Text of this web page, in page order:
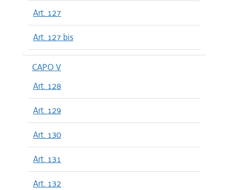
Art. 127
Art. 127 bis
CAPO V
Art. 128
Art. 129
Art. 130
Art. 131
Art. 132